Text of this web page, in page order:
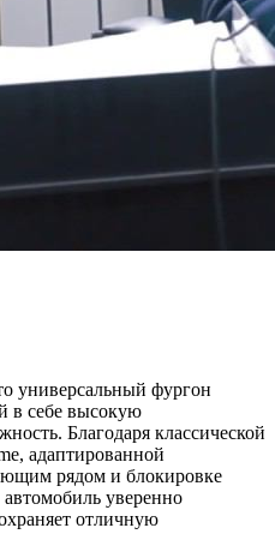
универсальный фургон
в себе высокую
Благодаря классической
адаптированной
рядом и блокировке
уверенно
отличную